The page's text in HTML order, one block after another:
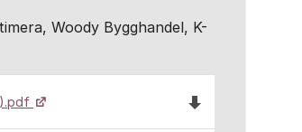
Woody Bygghandel, K-
Ladda ned filen